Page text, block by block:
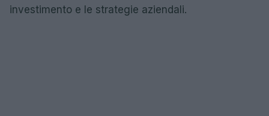
investimento e le strategie aziendali.